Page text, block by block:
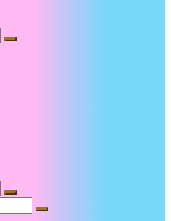
Suche
Suche
Suche